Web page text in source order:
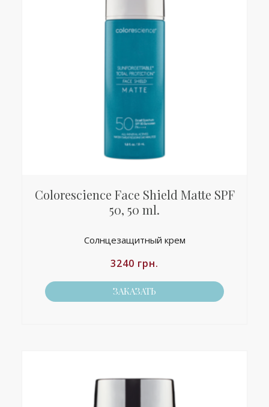
Colorescience Face Shield Matte SPF
50, 50 ml.
Солнцезащитный крем
3240 грн.
ЗАКАЗАТЬ